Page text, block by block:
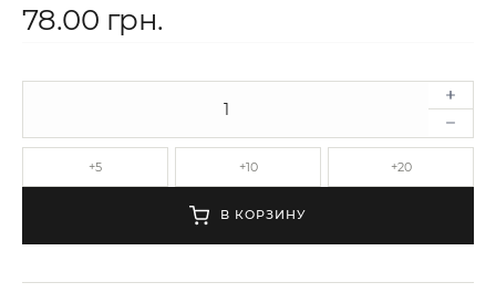
78.00 грн.
+5 +10 +20
В КОРЗИНУ